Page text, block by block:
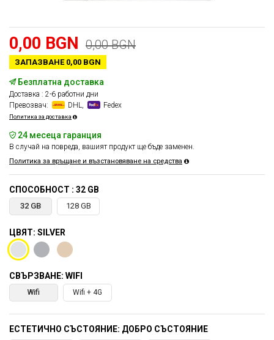
0,00 BGN 0,00 BGN
ЗАПАЗВАНЕ 0,00 BGN
Безплатна доставка
Доставка : 2-6 работни дни
Превозвач:
DHL, Fedex
Политика за доставка
24 месеца гаранция
В случай на повреда, вашият продукт ще бъде заменен.
Политика за връщане и възстановяване на средства
СПОСОБНОСТ : 32 GB
32 GB 128 GB
ЦВЯТ: SILVER
СВЪРЗВАНЕ: WIFI
Wifi Wifi + 4G
ЕСТЕТИЧНО СЪСТОЯНИЕ: ДОБРО СЪСТОЯНИЕ